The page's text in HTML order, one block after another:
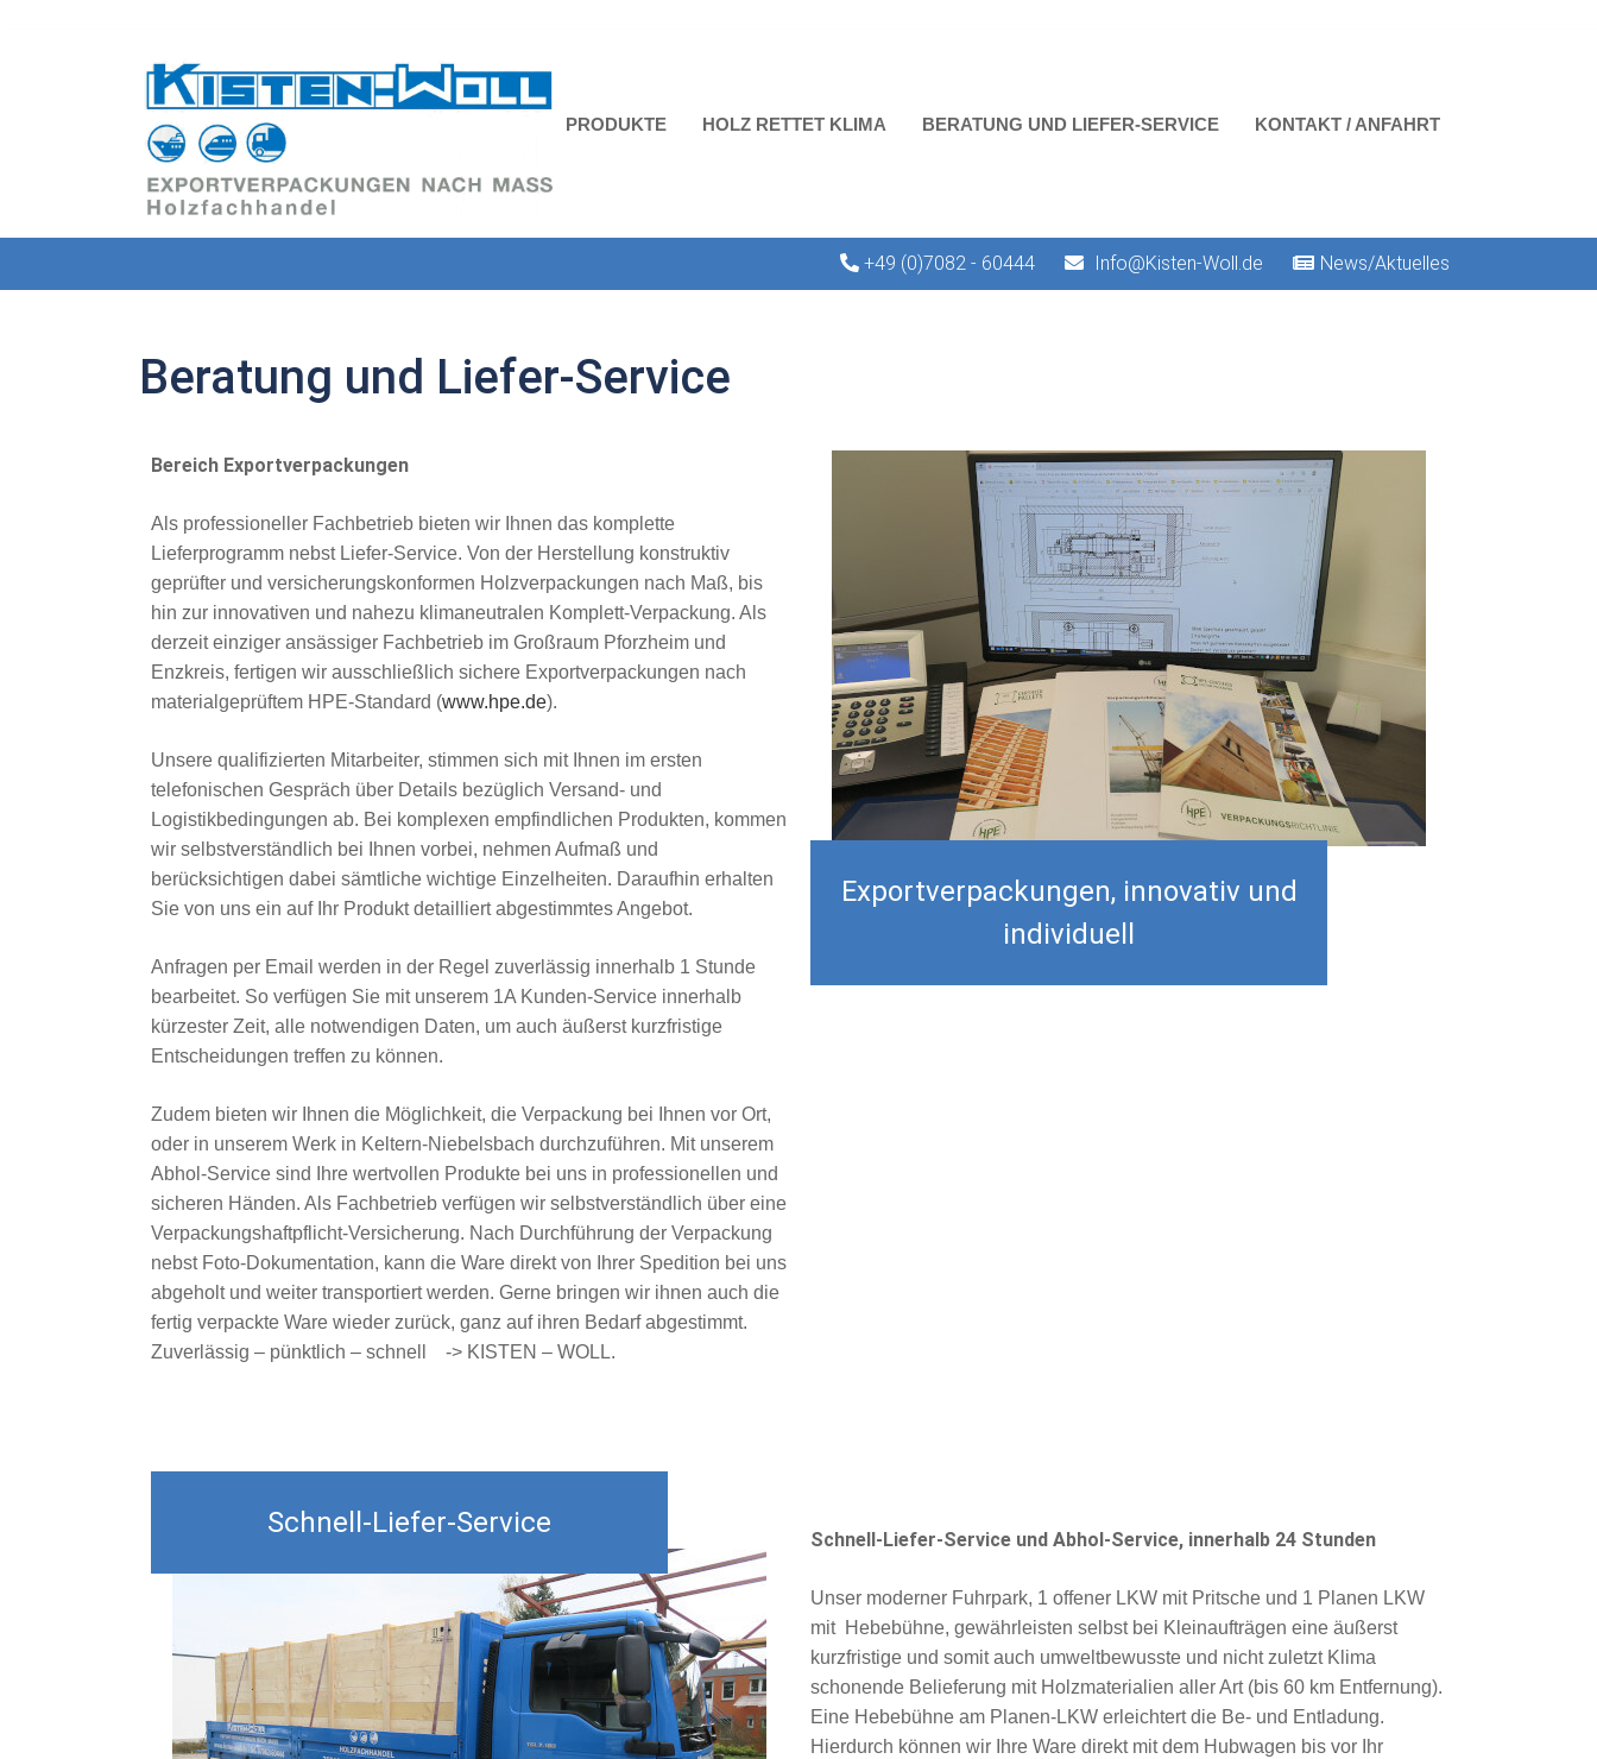
PRODUKTE HOLZ RETTET KLIMA BERATUNG UND LIEFER-SERVICE KONTAKT / ANFAHRT
+49 (0)7082 - 60444 Info@Kisten-Woll.de News/Aktuelles
Beratung und Liefer-Service
und Liefer-Service
Bereich Exportverpackungen
Als professioneller Fachbetrieb bieten wir Ihnen das komplette
Lieferprogramm nebst Liefer-Service. Von der Herstellung konstruktiv
geprüfter und versicherungskonformen Holzverpackungen nach Maß, bis
hin zur innovativen und nahezu klimaneutralen Komplett-Verpackung. Als
derzeit einziger ansässiger Fachbetrieb im Großraum Pforzheim und
Enzkreis, fertigen wir ausschließlich sichere Exportverpackungen nach
materialgeprüftem HPE-Standard (www.hpe.de).
Unsere qualifizierten Mitarbeiter, stimmen sich mit Ihnen im ersten
telefonischen Gespräch über Details bezüglich Versand- und
Logistikbedingungen ab. Bei komplexen empfindlichen Produkten, kommen
wir selbstverständlich bei Ihnen vorbei, nehmen Aufmaß und
berücksichtigen dabei sämtliche wichtige Einzelheiten. Daraufhin erhalten
Sie von uns ein auf Ihr Produkt detailliert abgestimmtes Angebot.
Anfragen per Email werden in der Regel zuverlässig innerhalb 1 Stunde
bearbeitet. So verfügen Sie mit unserem 1A Kunden-Service innerhalb
kürzester Zeit, alle notwendigen Daten, um auch äußerst kurzfristige
Entscheidungen treffen zu können.
Zudem bieten wir Ihnen die Möglichkeit, die Verpackung bei Ihnen vor Ort,
oder in unserem Werk in Keltern-Niebelsbach durchzuführen. Mit unserem
Abhol-Service sind Ihre wertvollen Produkte bei uns in professionellen und
sicheren Händen. Als Fachbetrieb verfügen wir selbstverständlich über eine
Verpackungshaftpflicht-Versicherung. Nach Durchführung der Verpackung
nebst Foto-Dokumentation, kann die Ware direkt von Ihrer Spedition bei uns
abgeholt und weiter transportiert werden. Gerne bringen wir ihnen auch die
fertig verpackte Ware wieder zurück, ganz auf ihren Bedarf abgestimmt.
Zuverlässig – pünktlich – schnell -> KISTEN – WOLL.
Exportverpackungen, innovativ und
individuell
Schnell-Liefer-Service
Schnell-Liefer-Service und Abhol-Service, innerhalb 24 Stunden
Unser moderner Fuhrpark, 1 offener LKW mit Pritsche und 1 Planen LKW
mit Hebebühne, gewährleisten selbst bei Kleinaufträgen eine äußerst
kurzfristige und somit auch umweltbewusste und nicht zuletzt Klima
schonende Belieferung mit Holzmaterialien aller Art (bis 60 km Entfernung).
Eine Hebebühne am Planen-LKW erleichtert die Be- und Entladung.
Hierdurch können wir Ihre Ware direkt mit dem Hubwagen bis vor Ihr